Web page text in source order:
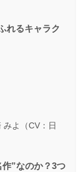
れるキャラク
よ（CV：日
”なのか？3つ